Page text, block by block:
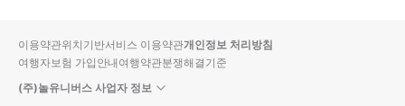
입니
다.
순
상
이용약관위치기반서비스 이용약관개인정보 처리방침
여행자보험 가입안내여행약관분쟁해결기준
(주)놀유니버스 사업자 정보